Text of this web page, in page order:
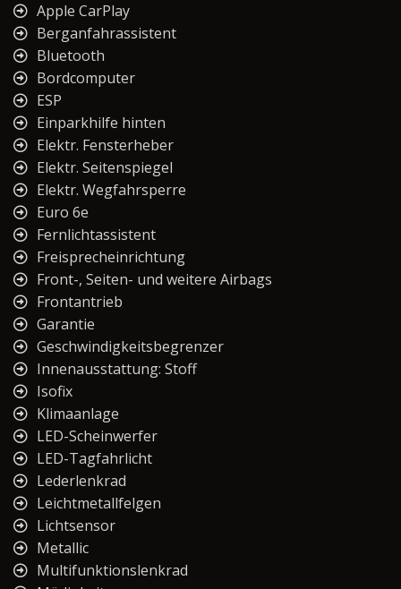
Apple CarPlay
Berganfahrassistent
Bluetooth
Bordcomputer
ESP
Einparkhilfe hinten
Elektr. Fensterheber
Elektr. Seitenspiegel
Elektr. Wegfahrsperre
Euro 6e
Fernlichtassistent
Freisprecheinrichtung
Front-, Seiten- und weitere Airbags
Frontantrieb
Garantie
Geschwindigkeitsbegrenzer
Innenausstattung: Stoff
Isofix
Klimaanlage
LED-Scheinwerfer
LED-Tagfahrlicht
Lederlenkrad
Leichtmetallfelgen
Lichtsensor
Metallic
Multifunktionslenkrad